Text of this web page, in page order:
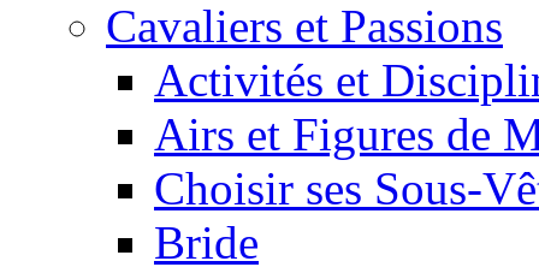
Cavaliers et Passions
Activités et
Airs et Figures de
Choisir ses Sous-
Bride